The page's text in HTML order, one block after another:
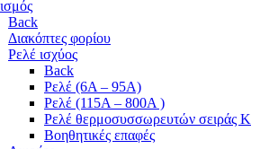
Back
Διακόπτες φορίου
Ρελέ ισχύος
Back
Ρελέ (6A – 95A)
Ρελέ (115A – 800A )
Ρελέ θερμοσυσσωρευτών σειράς Κ
Βοηθητικές επαφές